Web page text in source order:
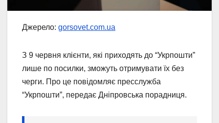
Джерело: gorsovet.com.ua
З 9 червня клієнти, які приходять до “Укрпошти”
лише по посилки, зможуть отримувати їх без
черги. Про це повідомляє пресслужба
“Укрпошти”, передає Дніпровська порадниця.